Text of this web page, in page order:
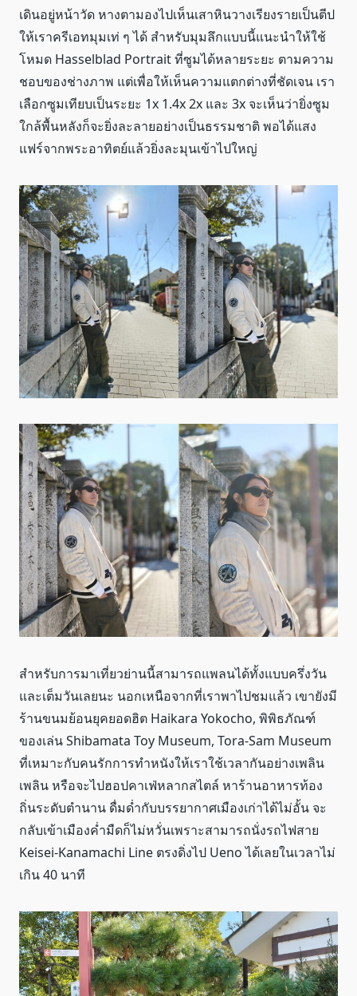
เดินอยู่หน้าวัด หางตามองไปเห็นเสาหินวางเรียงรายเป็นตีป
ให้เราครีเอทมุมเท่ ๆ ได้ สำหรับมุมลึกแบบนี้แนะนำให้ใช้
โหมด Hasselblad Portrait ที่ซูมได้หลายระยะ ตามความ
ชอบของช่างภาพ แต่เพื่อให้เห็นความแตกต่างที่ชัดเจน เรา
เลือกซูมเทียบเป็นระยะ 1x 1.4x 2x และ 3x จะเห็นว่ายิ่งซูม
ใกล้พื้นหลังก็จะยิ่งละลายอย่างเป็นธรรมชาติ พอได้แสง
แฟร์จากพระอาทิตย์แล้วยิ่งละมุนเข้าไปใหญ่
สำหรับการมาเที่ยวย่านนี้สามารถแพลนได้ทั้งแบบครึ่งวัน
และเต็มวันเลยนะ นอกเหนือจากที่เราพาไปชมแล้ว เขายังมี
ร้านขนมย้อนยุคยอดฮิต Haikara Yokocho, พิพิธภัณฑ์
ของเล่น Shibamata Toy Museum, Tora-Sam Museum
ที่เหมาะกับคนรักการทำหนังให้เราใช้เวลากันอย่างเพลิน
เพลิน หรือจะไปฮอปคาเฟ่หลากสไตล์ หาร้านอาหารท้อง
ถิ่นระดับตำนาน ดื่มด่ำกับบรรยากาศเมืองเก่าได้ไม่อั้น จะ
กลับเข้าเมืองค่ำมืดก็ไม่หวั่นเพราะสามารถนั่งรถไฟสาย
Keisei-Kanamachi Line ตรงดิ่งไป Ueno ได้เลยในเวลาไม่
เกิน 40 นาที